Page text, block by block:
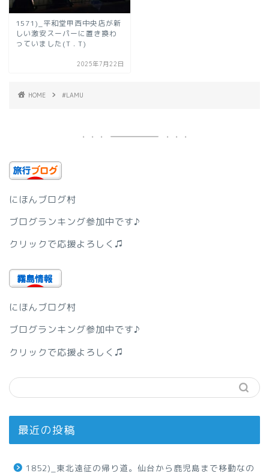
1571)_平和堂甲西中央店が新
しい激安スーパーに置き換わ
っていました(T . T)
2025年7月22日
HOME #LAMU
にほんブログ村
ブログランキング参加中です♪
クリックで応援よろしく♫
にほんブログ村
ブログランキング参加中です♪
クリックで応援よろしく♫
最近の投稿
1852)_東北遠征の帰り道。仙台から鹿児島まで移動なの